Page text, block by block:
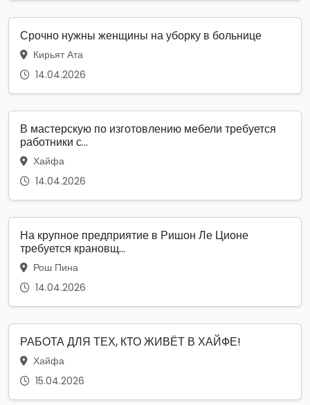
Срочно нужны женщины на уборку в больнице
Кирьят Ата
14.04.2026
В мастерскую по изготовлению мебели требуется
работники с...
Хайфа
14.04.2026
На крупное предприятие в Ришон Ле Ционе
требуется крановщ...
Рош Пина
14.04.2026
РАБОТА ДЛЯ ТЕХ, КТО ЖИВЁТ В ХАЙФЕ!
Хайфа
15.04.2026